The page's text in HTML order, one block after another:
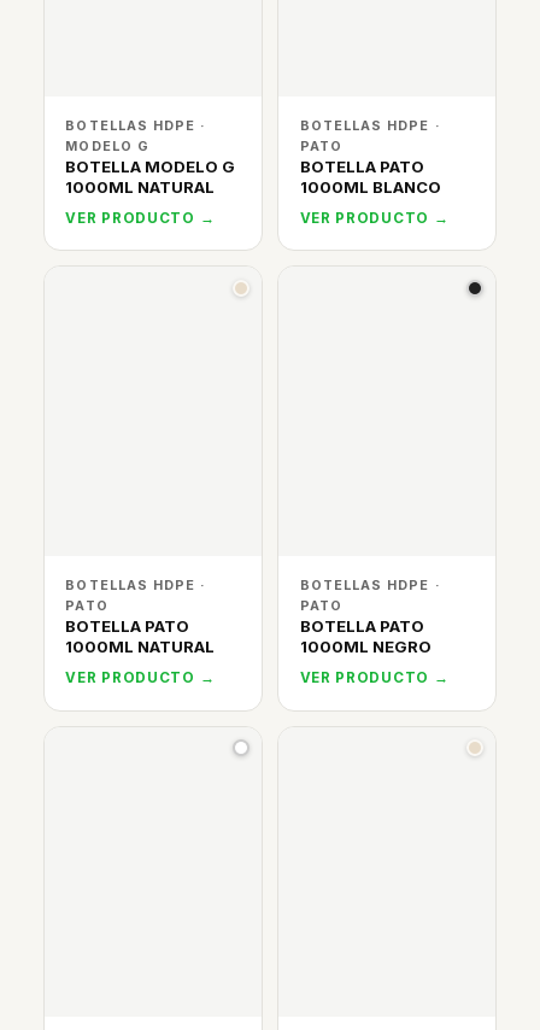
BOTELLAS HDPE ·
MODELO G
BOTELLA MODELO G
1000ML NATURAL
VER PRODUCTO →
BOTELLAS HDPE ·
PATO
BOTELLA PATO
1000ML BLANCO
VER PRODUCTO →
BOTELLAS HDPE ·
PATO
BOTELLA PATO
1000ML NATURAL
VER PRODUCTO →
BOTELLAS HDPE ·
PATO
BOTELLA PATO
1000ML NEGRO
VER PRODUCTO →